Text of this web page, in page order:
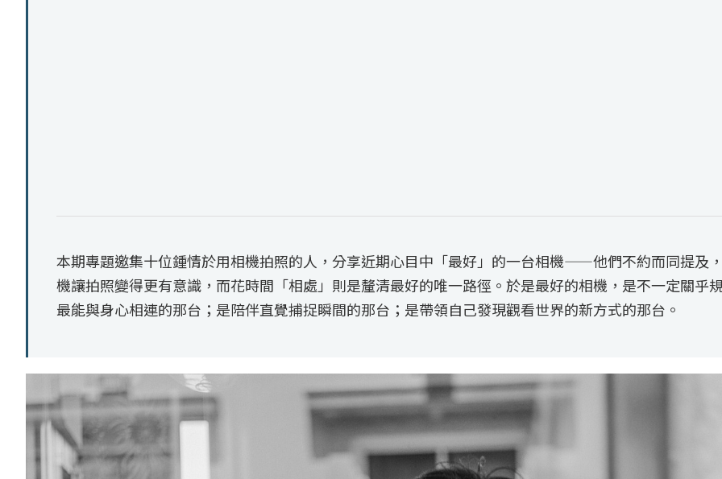
本期專題邀集十位鍾情於用相機拍照的人，分享近期心目中「最好」的一台相機——他們不約而同提及
機讓拍照變得更有意識，而花時間「相處」則是釐清最好的唯一路徑。於是最好的相機，是不一定關乎
最能與身心相連的那台；是陪伴直覺捕捉瞬間的那台；是帶領自己發現觀看世界的新方式的那台。